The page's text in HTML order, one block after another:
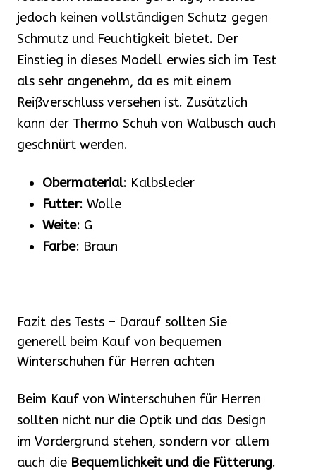
jedoch keinen vollständigen Schutz gegen
Schmutz und Feuchtigkeit bietet. Der
Einstieg in dieses Modell erwies sich im Test
als sehr angenehm, da es mit einem
Reißverschluss versehen ist. Zusätzlich
kann der Thermo Schuh von Walbusch auch
geschnürt werden.
Obermaterial: Kalbsleder
Futter: Wolle
Weite: G
Farbe: Braun
Fazit des Tests – Darauf sollten Sie
generell beim Kauf von bequemen
Winterschuhen für Herren achten
Beim Kauf von Winterschuhen für Herren
sollten nicht nur die Optik und das Design
im Vordergrund stehen, sondern vor allem
auch die Bequemlichkeit und die Fütterung.